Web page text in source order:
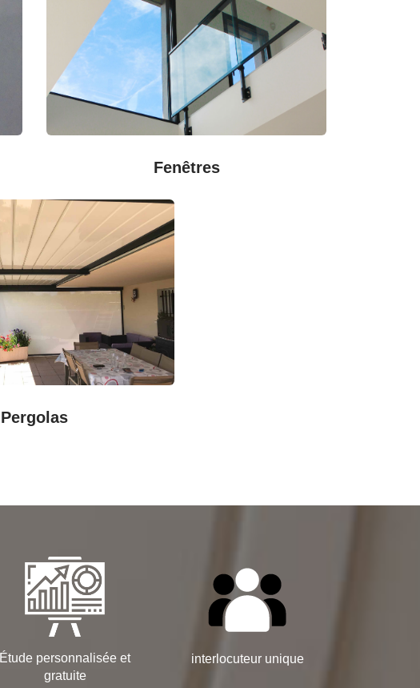
Fenêtres
Pergolas
Étude personnalisée et
gratuite
interlocuteur unique